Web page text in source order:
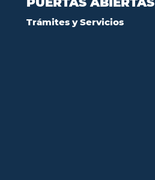
Trámites y Servicios